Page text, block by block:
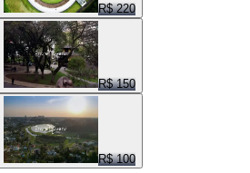
R$ 220
R$ 150
R$ 100